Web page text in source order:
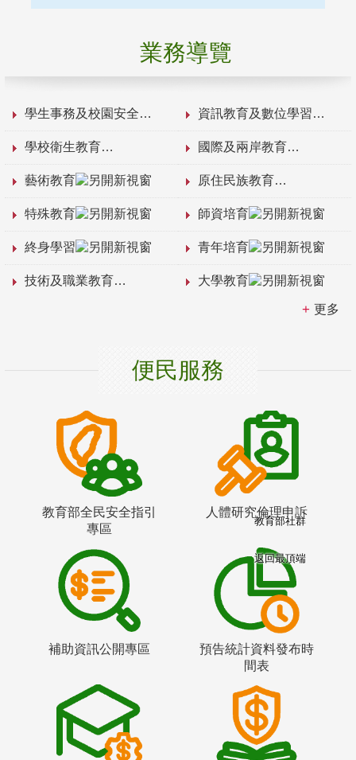
業務導覽
學生事務及校園安全 資訊教育及數位學習
學校衛生教育 國際及兩岸教育
藝術教育 原住民族教育
特殊教育 師資培育
終身學習 青年培育
技術及職業教育 大學教育
更多
便民服務
教育部全民安全指引
專區
人體研究倫理申訴
補助資訊公開專區
預告統計資料發布時
間表
教育部社群
返回最頂端